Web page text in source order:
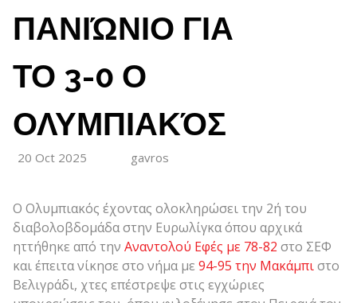
ΠΑΝΙΏΝΙΟ ΓΙΑ
ΤΟ 3-0 Ο
ΟΛΥΜΠΙΑΚΌΣ
20 Oct 2025 gavros
Ο Ολυμπιακός έχοντας ολοκληρώσει την 2ή του
διαβολοβδομάδα στην Ευρωλίγκα όπου αρχικά
ηττήθηκε από την Αναντολού Εφές με 78-82 στο ΣΕΦ
και έπειτα νίκησε στο νήμα με 94-95 την Μακάμπιστο
Βελιγράδι, χτες επέστρεψε στις εγχώριες